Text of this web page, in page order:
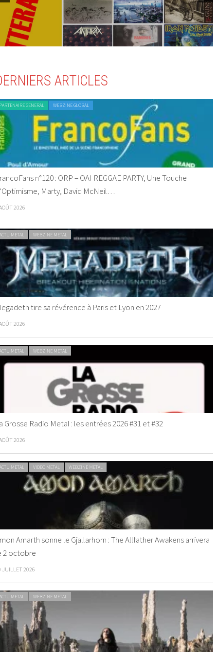
ARTICLES
GENERAL WEBZINE GLOBAL
n°120 : ORP – OAI REGGAE PARTY, Une Touche
Marty, David McNeil…
2026
METAL WEBZINE METAL
tire sa révérence à Paris et Lyon en 2027
2026
METAL WEBZINE METAL
Grosse Radio Metal : les entrées 2026 #31 et #32
2026
METAL VIDEO METAL WEBZINE METAL
Amarth sonne le Gjallarhorn : The Allfather Awakens arrivera
2 octobre
JUILLET 2026
METAL WEBZINE METAL